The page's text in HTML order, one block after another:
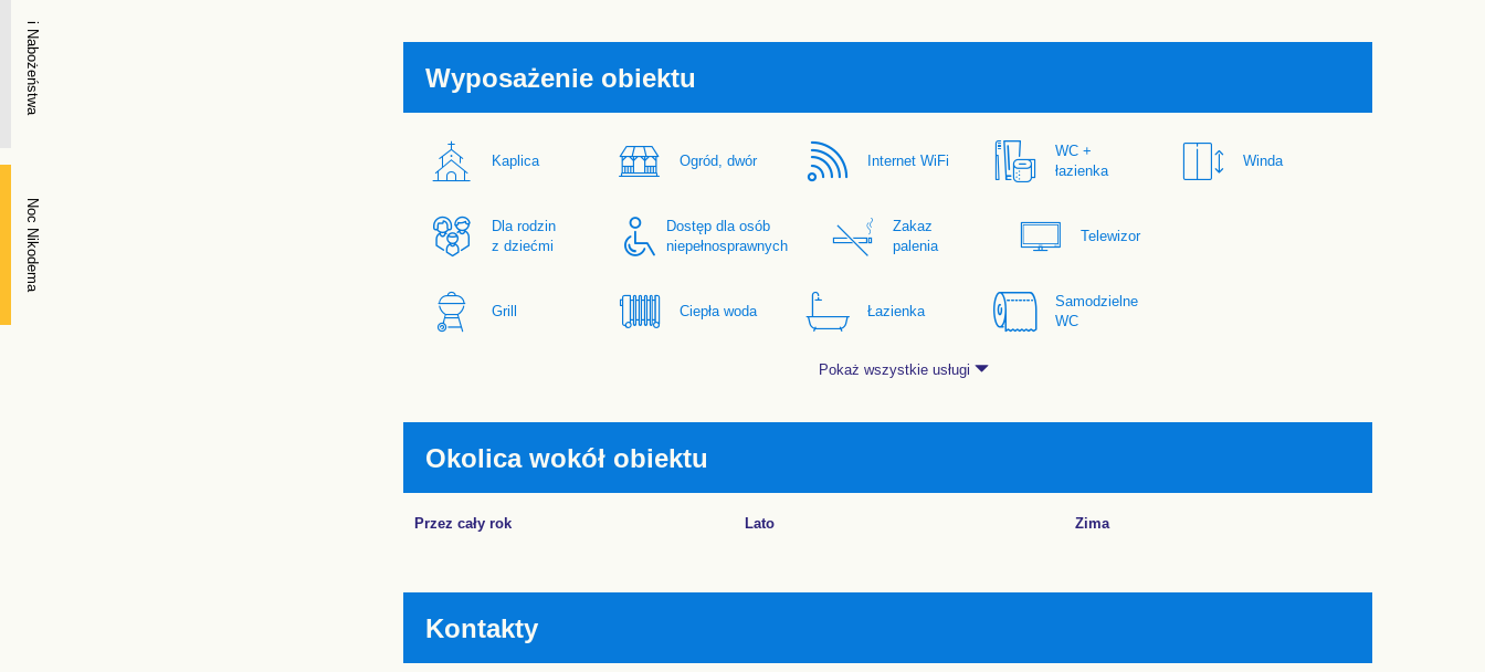
Wyposażenie obiektu
Kaplica Ogród, dwór Internet WiFi
WC +
łazienka
Winda
Dla rodzin
z dziećmi
Dostęp dla osób
niepełnosprawnych
Zakaz
palenia
Telewizor
Grill Ciepła woda Łazienka
Samodzielne
WC
Pokaż wszystkie usługi
Okolica wokół obiektu
Przez cały rok Lato Zima
Kontakty
Noc Nikodema
i Nabożeństwa